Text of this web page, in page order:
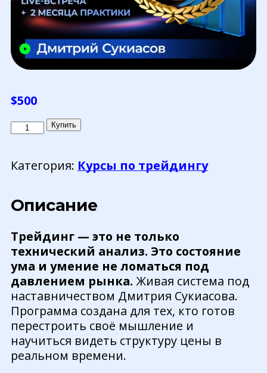
$500
Количество
программа
Сукиасова:
Живой
мастер-
класс
+
2
месяца
наставничества
-
(1-
ый
платеж)
Купить
Категория: Курсы по трейдингу
Описание
Трейдинг — это не только
технический анализ. Это состояние
ума и умение не ломаться под
давлением рынка. Живая система под
наставничеством Дмитрия Сукиасова.
Программа создана для тех, кто готов
перестроить своё мышление и
научиться видеть структуру цены в
реальном времени.